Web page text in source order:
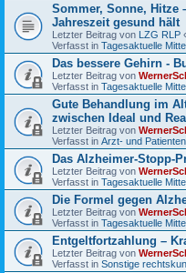
Sommer, Sonne, Hitze
Jahreszeit gesund hält
Letzter Beitrag von LZG RLP
Verfasst in Tagesaktuelle
Das bessere Gehirn -
Letzter Beitrag von
Verfasst in Tagesaktuelle
Gute Behandlung im
zwischen Ideal und
Letzter Beitrag von
Verfasst in Arzt- und
Das Alzheimer-Stopp-
Letzter Beitrag von
Verfasst in Tagesaktuelle
Die Formel gegen
Letzter Beitrag von
Verfasst in Tagesaktuelle
Entgeltfortzahlung –
Letzter Beitrag von
Verfasst in Sonstige